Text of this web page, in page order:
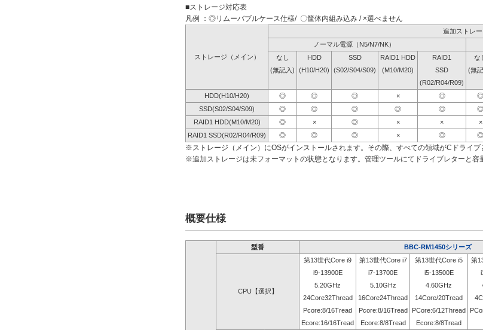
■ストレージ対応表
凡例 ：◎リムーバブルケース仕様/ 〇筐体内組み込み / ×選べません
追加ストレー
ノーマル電源（N5/N7/NK）
ストレージ（メイン）
なし HDD SSD RAID1 HDD RAID1 な
(無記入)
(H10/H20) (S02/S04/S09) (M10/M20) SSD (無
(R02/R04/R09)
HDD(H10/H20)
◎ ◎ ◎ × ◎ ◎
SSD(S02/S04/S09)
◎ ◎ ◎ ◎ ◎ ◎
RAID1 HDD(M10/M20)
◎ × ◎ × × ×
RAID1 SSD(R02/R04/R09)
◎ ◎ ◎ × ◎ ◎
※ストレージ（メイン）にOSがインストールされます。その際、すべての領域がCドライブ
※追加ストレージは未フォーマットの状態となります。管理ツールにてドライブレターと容
概要仕様
型番 BBC-RM1450シリーズ
CPU【選択】
第13世代Core i9 第13世代Core i7 第13世代Core i5 第
i9-13900E
i7-13700E i5-13500E
5.20GHz
5.10GHz 4.60GHz
24Core32Thread
16Core24Thread 14Core/20Tread
Pcore:8/16Tread
Pcore:8/16Tread PCore:6/12Thread
Ecore:16/16Tread
Ecore:8/8Tread Ecore:8/8Tread